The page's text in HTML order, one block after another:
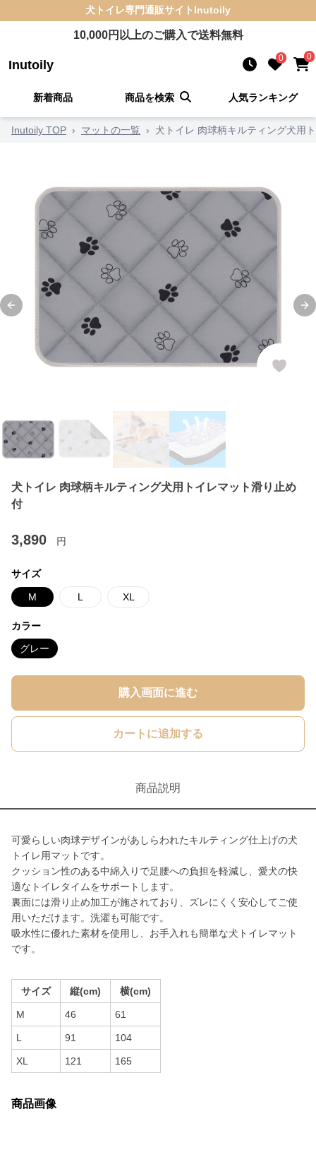
犬トイレ専門通販サイト Inutoily
10,000円以上のご購入で送料無料
Inutoily 0 0
新着商品 商品を検索 人気ランキング
Inutoily TOP › マットの一覧 › 犬トイレ 肉球柄キルティング犬用
Previous slide
犬トイレ 肉球柄キルティング犬用トイレマット滑り止め
付
3,890 円
サイズ
M L XL
カラー
グレー
購入画面に進む
カートに追加する
商品説明
可愛らしい肉球デザインがあしらわれたキルティング仕上げの犬
トイレ用マットです。
クッション性のある中綿入りで足腰への負担を軽減し、愛犬の快
適なトイレタイムをサポートします。
裏面には滑り止め加工が施されており、ズレにくく安心してご使
用いただけます。洗濯も可能です。
吸水性に優れた素材を使用し、お手入れも簡単な犬トイレマット
です。
サイズ 縦(cm) 横(cm)
M 46 61
L 91 104
XL 121 165
商品画像